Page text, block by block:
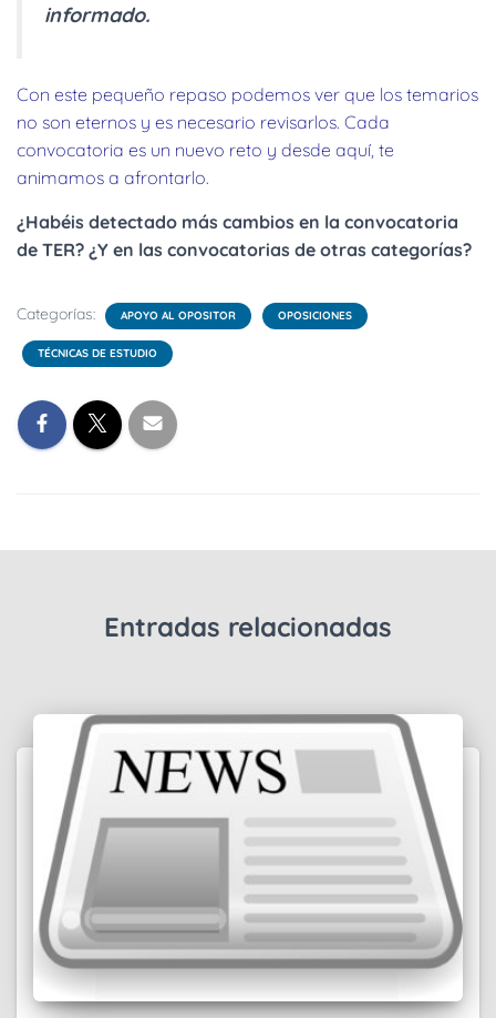
informado.
Con este pequeño repaso podemos ver que los temarios
no son eternos y es necesario revisarlos. Cada
convocatoria es un nuevo reto y desde aquí, te
animamos a afrontarlo.
¿Habéis detectado más cambios en la convocatoria
de TER? ¿Y en las convocatorias de otras categorías?
Categorías: APOYO AL OPOSITOR OPOSICIONES
TÉCNICAS DE ESTUDIO
Entradas relacionadas